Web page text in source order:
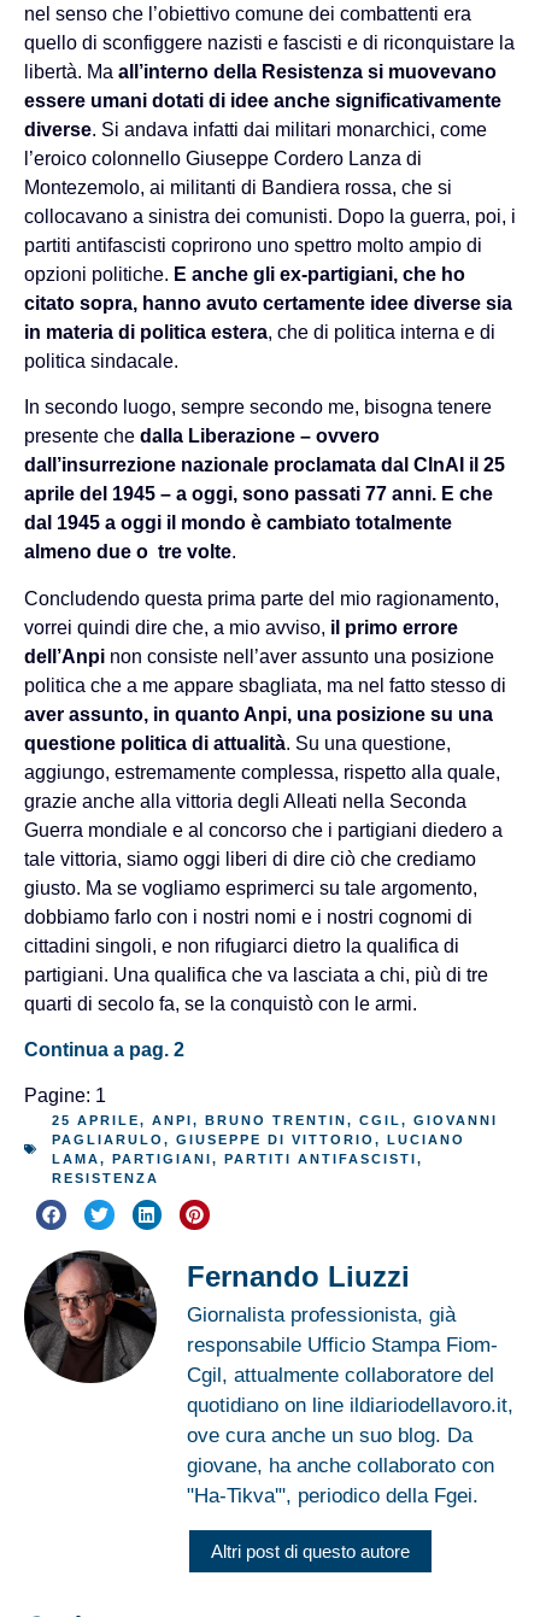
nel senso che l’obiettivo comune dei combattenti era
quello di sconfiggere nazisti e fascisti e di riconquistare la
libertà. Ma all’interno della Resistenza si muovevano
essere umani dotati di idee anche significativamente
diverse. Si andava infatti dai militari monarchici, come
l’eroico colonnello Giuseppe Cordero Lanza di
Montezemolo, ai militanti di Bandiera rossa, che si
collocavano a sinistra dei comunisti. Dopo la guerra, poi, i
partiti antifascisti coprirono uno spettro molto ampio di
opzioni politiche. E anche gli ex-partigiani, che ho
citato sopra, hanno avuto certamente idee diverse sia
in materia di politica estera, che di politica interna e di
politica sindacale.
In secondo luogo, sempre secondo me, bisogna tenere
presente che dalla Liberazione – ovvero
dall’insurrezione nazionale proclamata dal ClnAI il 25
aprile del 1945 – a oggi, sono passati 77 anni. E che
dal 1945 a oggi il mondo è cambiato totalmente
almeno due o tre volte.
Concludendo questa prima parte del mio ragionamento,
vorrei quindi dire che, a mio avviso, il primo errore
dell’Anpi non consiste nell’aver assunto una posizione
politica che a me appare sbagliata, ma nel fatto stesso di
aver assunto, in quanto Anpi, una posizione su una
questione politica di attualità. Su una questione,
aggiungo, estremamente complessa, rispetto alla quale,
grazie anche alla vittoria degli Alleati nella Seconda
Guerra mondiale e al concorso che i partigiani diedero a
tale vittoria, siamo oggi liberi di dire ciò che crediamo
giusto. Ma se vogliamo esprimerci su tale argomento,
dobbiamo farlo con i nostri nomi e i nostri cognomi di
cittadini singoli, e non rifugiarci dietro la qualifica di
partigiani. Una qualifica che va lasciata a chi, più di tre
quarti di secolo fa, se la conquistò con le armi.
Continua a pag. 2
Pagine: 1
25 APRILE, ANPI , BRUNO TRENTIN , CGIL , GIOVANNI
PAGLIARULO , GIUSEPPE DI VITTORIO ,
LUCIANO
LAMA, PARTIGIANI , PARTITI ANTIFASCISTI ,
RESISTENZA
Fernando Liuzzi
Giornalista professionista, già
responsabile Ufficio Stampa Fiom-
Cgil, attualmente collaboratore del
quotidiano on line ildiariodellavoro.it,
ove cura anche un suo blog. Da
giovane, ha anche collaborato con
"Ha-Tikva'", periodico della Fgei.
Altri post di questo autore